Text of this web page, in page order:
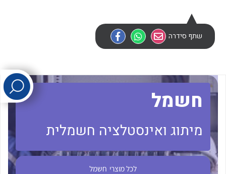
לכל מוצרי היצרן
לכל מוצרי היצרן לכל מוצרי היצרן
שתף סידרה
חשמל
מיתוג ואינסטלציה חשמלית
לכל מוצרי חשמל